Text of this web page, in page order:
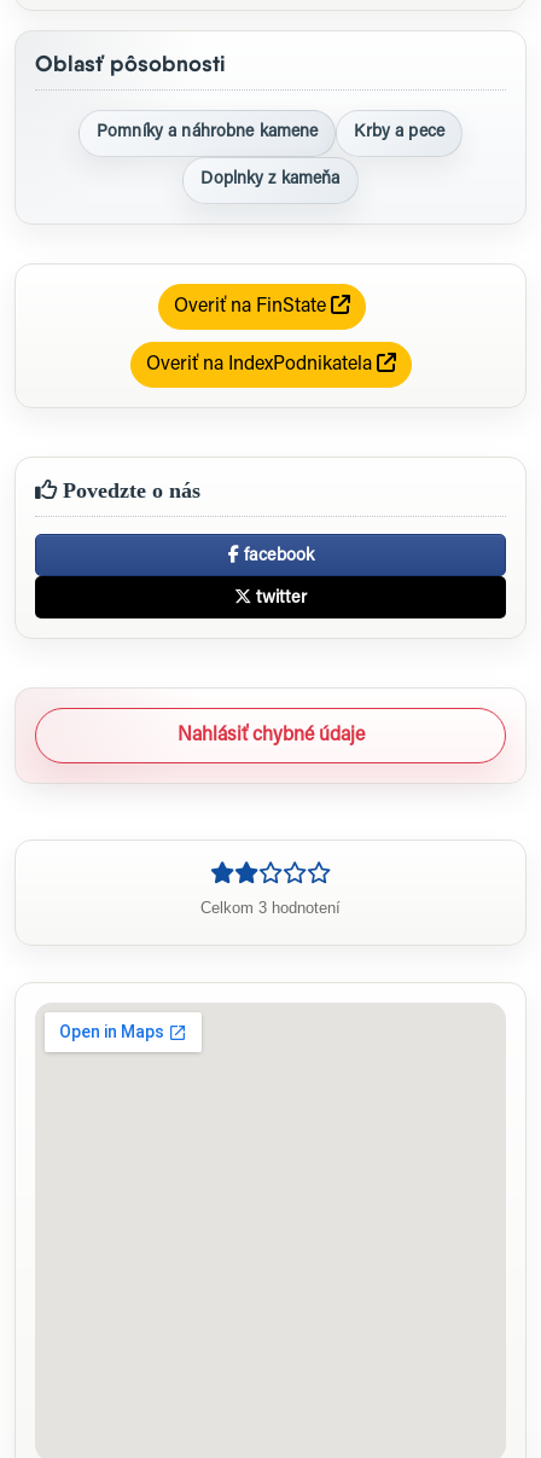
Oblasť pôsobnosti
Pomníky a náhrobne kamene Krby a pece
Doplnky z kameňa
Overiť na FinState
Overiť na IndexPodnikatela
Povedzte o nás
facebook
twitter
Nahlásiť chybné údaje
Celkom 3 hodnotení